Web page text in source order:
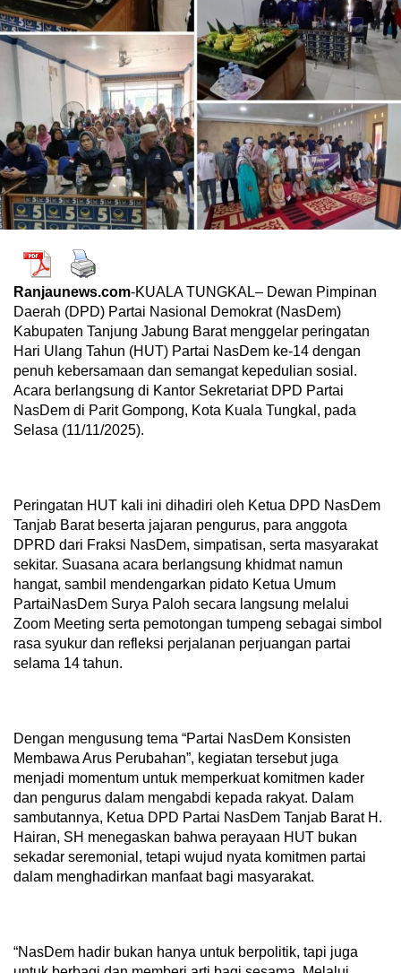
Ranjaunews.com-KUALA TUNGKAL– Dewan Pimpinan
Daerah (DPD) Partai Nasional Demokrat (NasDem)
Kabupaten Tanjung Jabung Barat menggelar peringatan
Hari Ulang Tahun (HUT) Partai NasDem ke-14 dengan
penuh kebersamaan dan semangat kepedulian sosial.
Acara berlangsung di Kantor Sekretariat DPD Partai
NasDem di Parit Gompong, Kota Kuala Tungkal, pada
Selasa (11/11/2025).
Peringatan HUT kali ini dihadiri oleh Ketua DPD NasDem
Tanjab Barat beserta jajaran pengurus, para anggota
DPRD dari Fraksi NasDem, simpatisan, serta masyarakat
sekitar. Suasana acara berlangsung khidmat namun
hangat, sambil mendengarkan pidato Ketua Umum
PartaiNasDem Surya Paloh secara langsung melalui
Zoom Meeting serta pemotongan tumpeng sebagai simbol
rasa syukur dan refleksi perjalanan perjuangan partai
selama 14 tahun.
Dengan mengusung tema “Partai NasDem Konsisten
Membawa Arus Perubahan”, kegiatan tersebut juga
menjadi momentum untuk memperkuat komitmen kader
dan pengurus dalam mengabdi kepada rakyat. Dalam
sambutannya, Ketua DPD Partai NasDem Tanjab Barat H.
Hairan, SH menegaskan bahwa perayaan HUT bukan
sekadar seremonial, tetapi wujud nyata komitmen partai
dalam menghadirkan manfaat bagi masyarakat.
“NasDem hadir bukan hanya untuk berpolitik, tapi juga